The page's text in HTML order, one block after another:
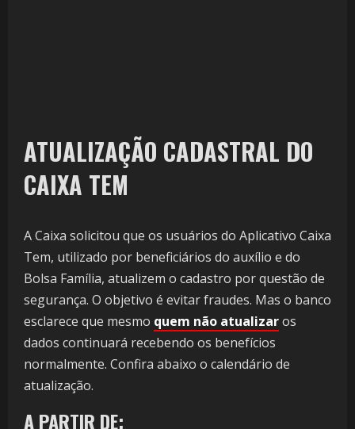
ATUALIZAÇÃO CADASTRAL DO
CAIXA TEM
A Caixa solicitou que os usuários do Aplicativo Caixa
Tem, utilizado por beneficiários do auxílio e do
Bolsa Família, atualizem o cadastro por questão de
segurança. O objetivo é evitar fraudes. Mas o banco
esclarece que mesmo quem não atualizaros
dados continuará recebendo os benefícios
normalmente. Confira abaixo o calendário de
atualização.
A PARTIR DE: